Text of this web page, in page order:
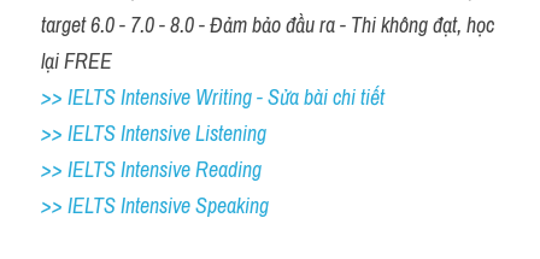
target 6.0 - 7.0 - 8.0 - Đảm bảo đầu ra - Thi không đạt, học
lại FREE
>> IELTS Intensive Writing - Sửa bài chi tiết
>> IELTS Intensive Listening
>> IELTS Intensive Reading
>> IELTS Intensive Speaking